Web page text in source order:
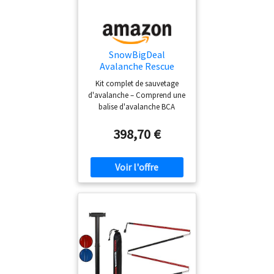
SnowBigDeal
Avalanche Rescue
Bundle BCA Tracker S
Avalanche Beacon,
sonde d'avalanche 260
cm, pelle de sauvetage
Kit complet de sauvetage
d'avalanche – Comprend une
balise d'avalanche BCA
d'avalanche en aluminium
de 260 cm et une pelle de
extensible et scie BCA Tracker
S Beacon – Émetteur-
récepteur d'avalanche
simplicité, son traitement
rapide du signal et ses
performances fiables
SnowBigDeal Sonde en
aluminium de 260 cm –
Construction légère et
398,70 €